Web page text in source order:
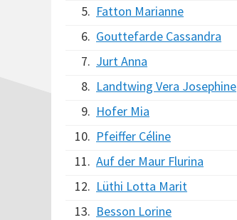
5. Fatton Marianne
6. Gouttefarde Cassandra
7. Jurt Anna
8. Landtwing Vera Josephine
9. Hofer Mia
10. Pfeiffer Céline
11. Auf der Maur Flurina
12. Lüthi Lotta Marit
13. Besson Lorine